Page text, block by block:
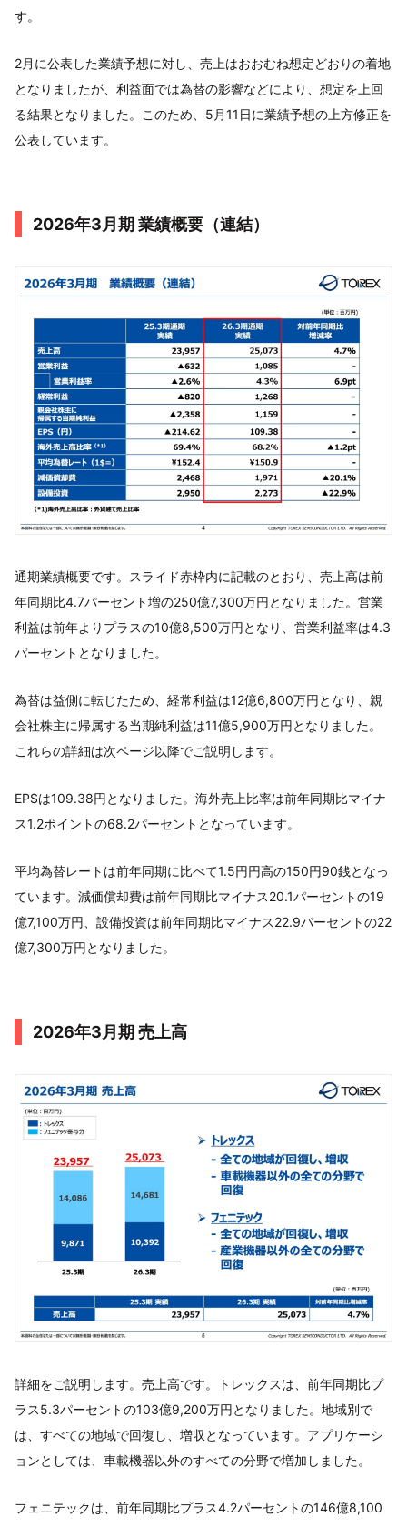
す。
2月に公表した業績予想に対し、売上はおおむね想定どおりの着地
となりましたが、利益面では為替の影響などにより、想定を上回
る結果となりました。このため、5月11日に業績予想の上方修正を
公表しています。
2026年3月期 業績概要（連結）
通期業績概要です。スライド赤枠内に記載のとおり、売上高は前
年同期比4.7パーセント増の250億7,300万円となりました。営業
利益は前年よりプラスの10億8,500万円となり、営業利益率は4.3
パーセントとなりました。
為替は益側に転じたため、経常利益は12億6,800万円となり、親
会社株主に帰属する当期純利益は11億5,900万円となりました。
これらの詳細は次ページ以降でご説明します。
EPSは109.38円となりました。海外売上比率は前年同期比マイナ
ス1.2ポイントの68.2パーセントとなっています。
平均為替レートは前年同期に比べて1.5円円高の150円90銭となっ
ています。減価償却費は前年同期比マイナス20.1パーセントの19
億7,100万円、設備投資は前年同期比マイナス22.9パーセントの22
億7,300万円となりました。
2026年3月期 売上高
詳細をご説明します。売上高です。トレックスは、前年同期比プ
ラス5.3パーセントの103億9,200万円となりました。地域別で
は、すべての地域で回復し、増収となっています。アプリケーシ
ョンとしては、車載機器以外のすべての分野で増加しました。
フェニテックは、前年同期比プラス4.2パーセントの146億8,100